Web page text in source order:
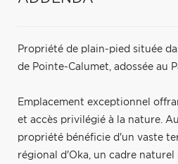
Propriété de plain-pied située
de Pointe-Calumet, adossée au
Emplacement exceptionnel
et accès privilégié à la nature.
propriété bénéficie d'un vaste
régional d'Oka, un cadre naturel